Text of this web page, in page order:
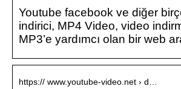
Youtube facebook ve diğer
indirici, MP4 Video, video
MP3’e yardımcı olan bir web
https:// www.youtube-video.net › d…